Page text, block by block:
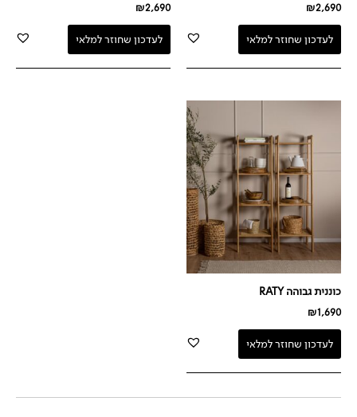
₪2,690
לעדכון שחוזר למלאי
₪2,690
לעדכון שחוזר למלאי
כוננית גבוהה RATY
₪1,690
לעדכון שחוזר למלאי